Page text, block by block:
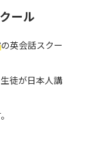
ール
の英会話スクー
徒が日本人講